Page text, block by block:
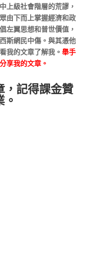
上級社會階層的荒謬，
由下而上掌握經濟和政
左翼思想和普世價值，
斯網民中傷。與其憑他
我的文章了解我。 舉手
享我的文章。
，記得課金贊